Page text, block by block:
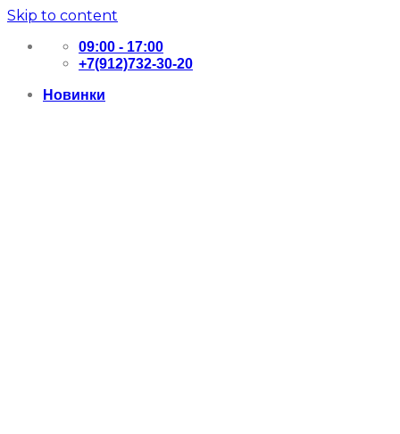
Skip to content
09:00 - 17:00
+7(912)732-30-20
Новинки